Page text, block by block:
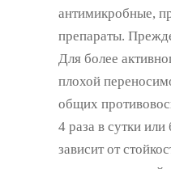
антимикробные,
препараты.
Для более
плохой
общих
4 раза в сутки
зависит от